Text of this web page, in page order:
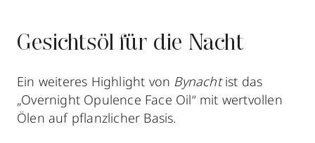
Gesichtsöl für die Nacht
Ein weiteres Highlight von Bynachtist das
„Overnight Opulence Face Oil“ mit wertvollen
Ölen auf pflanzlicher Basis.